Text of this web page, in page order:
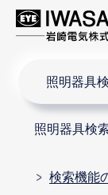
照明器具
照明器具検
検索機能